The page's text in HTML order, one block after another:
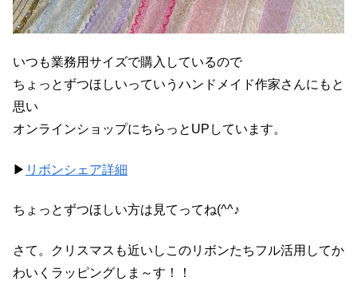
いつも業務用サイズで購入しているので
ちょっとずつほしいっていうハンドメイド作家さんにもと
思い
オンラインショップにちらっとUPしています。
▶ リボンシェア詳細
ちょっとずつほしい方は見てってね(^^♪
さて。クリスマスも近いしこのリボンたちフル活用してか
わいくラッピングしま～す！！